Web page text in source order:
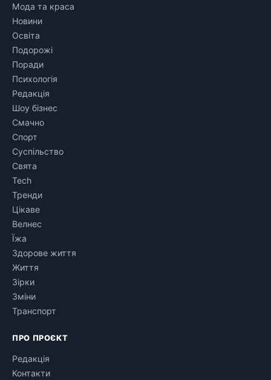
Мода та краса
Новини
Освіта
Подорожі
Поради
Психологія
Редакція
Шоу бізнес
Смачно
Спорт
Суспільство
Свята
Tech
Тренди
Цікаве
Велнес
Їжа
Здорове життя
Життя
Зірки
Зміни
Транспорт
ПРО ПРОЄКТ
Редакція
Контакти